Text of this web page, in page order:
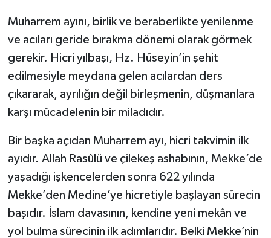
Muharrem ayını, birlik ve beraberlikte yenilenme
ve acıları geride bırakma dönemi olarak görmek
gerekir. Hicri yılbaşı, Hz. Hüseyin’in şehit
edilmesiyle meydana gelen acılardan ders
çıkararak, ayrılığın değil birleşmenin, düşmanlara
karşı mücadelenin bir miladıdır.
Bir başka açıdan Muharrem ayı, hicri takvimin ilk
ayıdır. Allah Rasûlü ve çilekeş ashabının, Mekke’de
yaşadığı işkencelerden sonra 622 yılında
Mekke’den Medine’ye hicretiyle başlayan sürecin
başıdır. İslam davasının, kendine yeni mekân ve
yol bulma sürecinin ilk adımlarıdır. Belki Mekke’nin